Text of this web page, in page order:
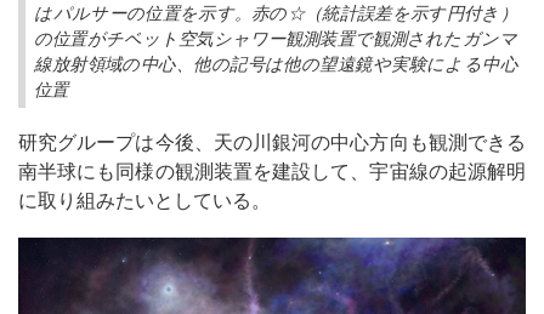
はパルサーの位置を示す。赤の☆（統計誤差を示す円付き）
の位置がチベット空気シャワー観測装置で観測されたガンマ
線放射領域の中心、他の記号は他の望遠鏡や実験による中心
位置
研究グループは今後、天の川銀河の中心方向も観測できる
南半球にも同様の観測装置を建設して、宇宙線の起源解明
に取り組みたいとしている。